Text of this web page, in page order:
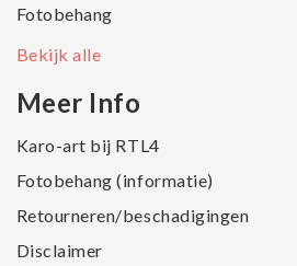
Fotobehang
Bekijk alle
Meer Info
Karo-art bij RTL4
Fotobehang (informatie)
Retourneren/beschadigingen
Disclaimer